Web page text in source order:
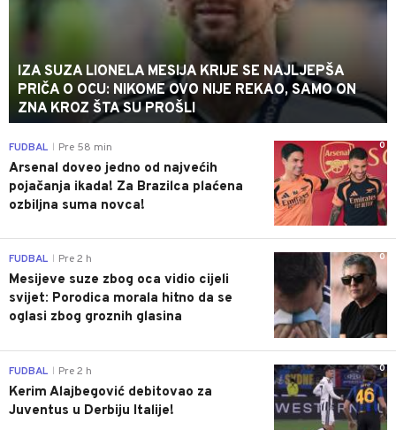
IZA SUZA LIONELA MESIJA KRIJE SE NAJLJEPŠA
PRIČA O OCU: NIKOME OVO NIJE REKAO, SAMO ON
ZNA KROZ ŠTA SU PROŠLI
0
FUDBAL Pre 58 min
Arsenal doveo jedno od najvećih
pojačanja ikada! Za Brazilca plaćena
ozbiljna suma novca!
0
FUDBAL Pre 2 h
Mesijeve suze zbog oca vidio cijeli
svijet: Porodica morala hitno da se
oglasi zbog groznih glasina
0
FUDBAL Pre 2 h
Kerim Alajbegović debitovao za
Juventus u Derbiju Italije!